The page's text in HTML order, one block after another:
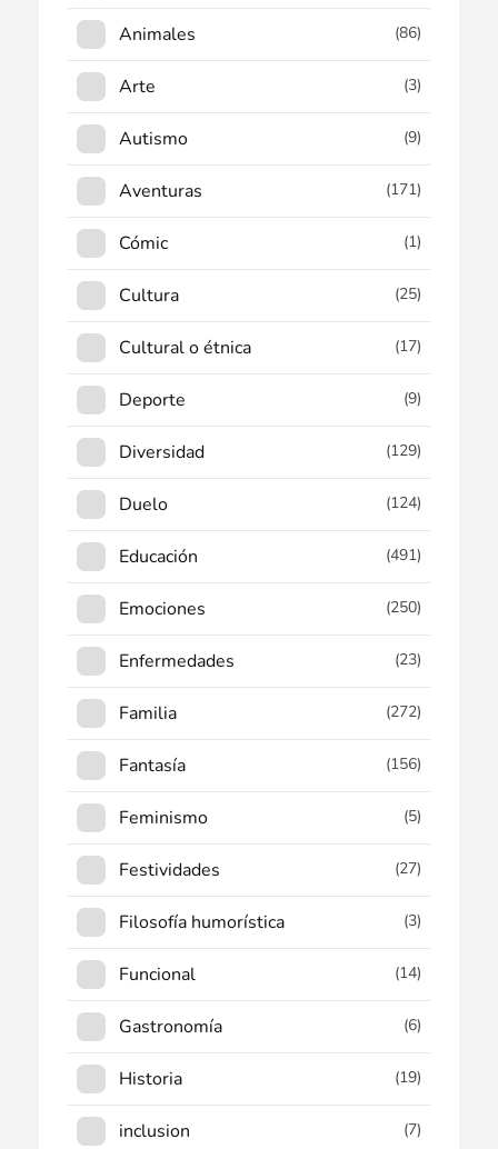
Animales (86)
Arte (3)
Autismo (9)
Aventuras (171)
Cómic (1)
Cultura (25)
Cultural o étnica (17)
Deporte (9)
Diversidad (129)
Duelo (124)
Educación (491)
Emociones (250)
Enfermedades (23)
Familia (272)
Fantasía (156)
Feminismo (5)
Festividades (27)
Filosofía humorística (3)
Funcional (14)
Gastronomía (6)
Historia (19)
inclusion (7)